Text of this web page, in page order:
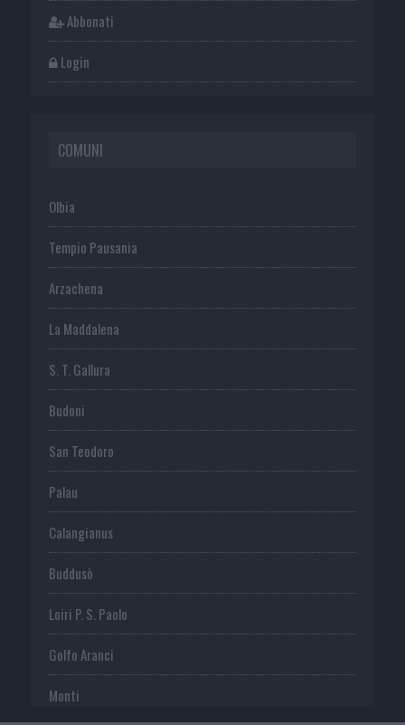
Abbonati
Login
COMUNI
Olbia
Tempio Pausania
Arzachena
La Maddalena
S. T. Gallura
Budoni
San Teodoro
Palau
Calangianus
Buddusò
Loiri P. S. Paolo
Golfo Aranci
Monti